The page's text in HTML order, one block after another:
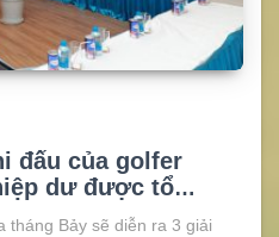
đấu của golfer
dư được tổ
tháng Bảy sẽ diễn ra 3 giải